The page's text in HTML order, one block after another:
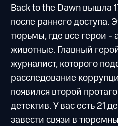
Back to the Dawn вышла
после раннего доступа.
тюрьмы, где все герои
животные. Главный
журналист, которого
расследование
появился второй
детектив. У вас есть 21
завести связи в